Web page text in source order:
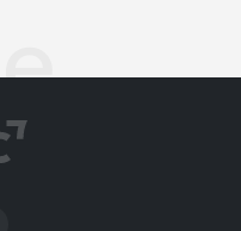
SVĚTLÝ/TMAVÝ REŽIM